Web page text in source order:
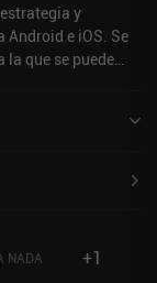
y
Android e iOS. Se
que se puede
y tiene
NADA +1